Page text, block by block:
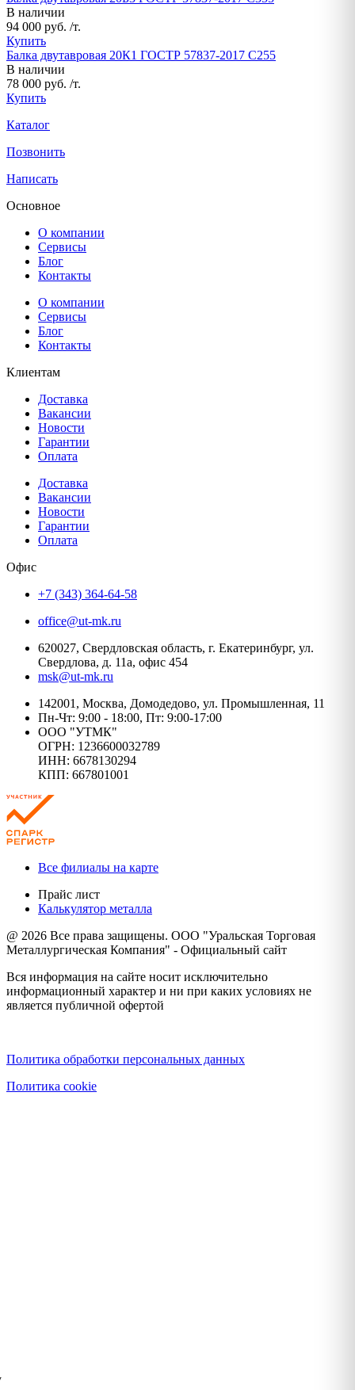
В наличии
94 000 руб. /т.
Купить
Балка двутавровая 20К1 ГОСТР 57837-2017 С255
В наличии
78 000 руб. /т.
Купить
Каталог
Позвонить
Написать
Основное
О компании
Сервисы
Блог
Контакты
О компании
Сервисы
Блог
Контакты
Клиентам
Доставка
Вакансии
Новости
Гарантии
Оплата
Доставка
Вакансии
Новости
Гарантии
Оплата
Офис
+7 (343) 364-64-58
office@ut-mk.ru
620027, Свердловская область, г. Екатеринбург, ул.
Свердлова, д. 11а, офис 454
msk@ut-mk.ru
142001, Москва, Домодедово, ул. Промышленная, 11
Пн-Чт: 9:00 - 18:00, Пт: 9:00-17:00
ООО "УТМК"
ОГРН: 1236600032789
ИНН: 6678130294
КПП: 667801001
Все филиалы на карте
Прайс лист
Калькулятор металла
@ 2026 Все права защищены. ООО "Уральская Торговая
Металлургическая Компания" - Официальный сайт
Вся информация на сайте носит исключительно
информационный характер и ни при каких условиях не
является публичной офертой
Политика обработки персональных данных
Политика cookie